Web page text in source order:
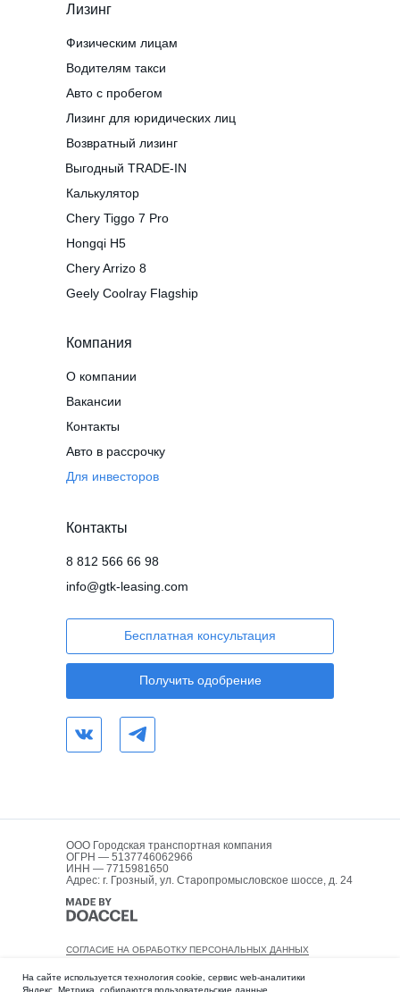
На сайте используется технология cookie, сервис web-аналитики
Яндекс. Метрика, собираются пользовательские данные.
Компания
О компании
Вакансии
Контакты
Для инвесторов
Контакты
info@gtk-leasing.com
Бесплатная консультация
Лизинг
Водителям такси
Физическим лицам
Получить одобрение
Авто с пробегом
Авто в рассрочку
Geely Coolray Flagship
Лизинг для юридических лиц
Калькулятор
Chery Tiggo 7 Pro
Chery Arrizo 8
Hongqi H5
8 812 566 66 98
Возвратный лизинг
Выгодный TRADE-IN
ООО Городская транспортная компания
ОГРН — 5137746062966
ИНН — 7715981650
Адрес: г. Грозный, ул. Старопромысловское шоссе, д. 24
СОГЛАСИЕ НА ОБРАБОТКУ ПЕРСОНАЛЬНЫХ ДАННЫХ
ПОЛИТИКА КОНФИДЕНЦИАЛЬНОСТИ